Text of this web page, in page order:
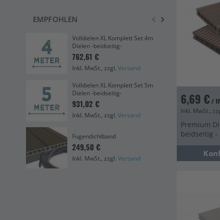
6,69 €/
Inkl. MwSt.,
Premium
beidseitig -
EMPFOHLEN
Volldielen XL Komplett Set 4m
Dielen -beidseitig-
762,61 €
Inkl. MwSt., zzgl. Versand
Volldielen XL Komplett Set 5m
Dielen -beidseitig-
931,02 €
Inkl. MwSt., zzgl. Versand
Fugendichtband
249,50 €
Inkl. MwSt., zzgl. Versand